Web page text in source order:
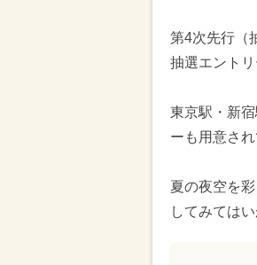
第4次先行（
抽選エント
東京駅・新
ーも用意さ
夏の夜空を
してみては